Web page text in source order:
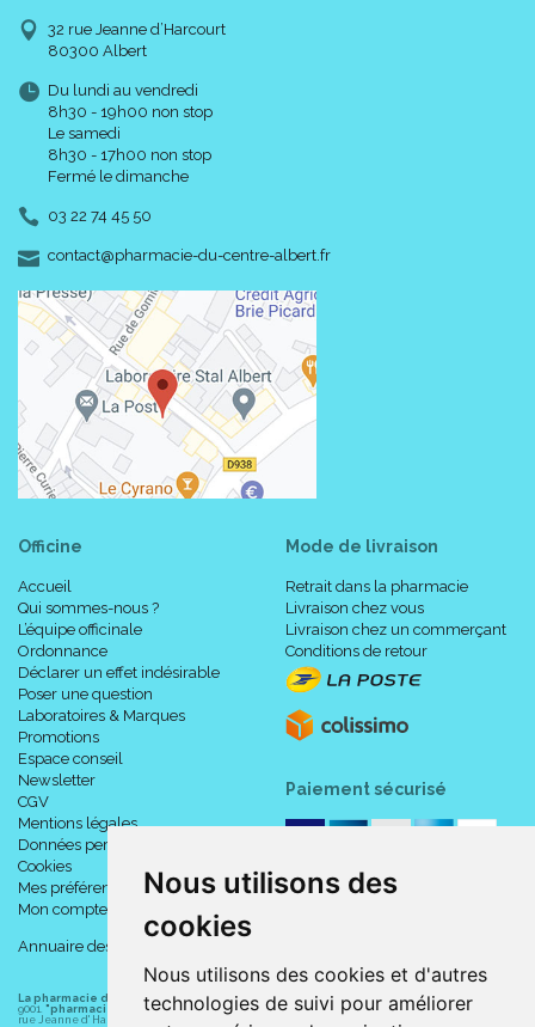
Nous utilisons des
cookies
Nous utilisons des cookies et d'autres
technologies de suivi pour améliorer
32 rue Jeanne d’Harcourt
80300 Albert
Du lundi au vendredi
8h30 - 19h00 non stop
Le samedi
8h30 - 17h00 non stop
Fermé le dimanche
03 22 74 45 50
contact-
@-
pharmacie-du-centre-albert.fr
Officine
Accueil
Qui sommes-nous ?
L’équipe officinale
Ordonnance
Déclarer un effet indésirable
Poser une question
Laboratoires & Marques
Promotions
Espace conseil
Newsletter
CGV
Mentions légales
Données personnelles
Cookies
Mes préférences Cookies
Mon compte
Annuaire des pharmacies
Mode de livraison
Retrait dans la pharmacie
Livraison chez vous
Livraison chez un commerçant
Conditions de retour
Paiement sécurisé
La pharmacie du centre à Albert (80300) est une pharmacie française certifiée ISO
9001. "pharmacie-du-centre-albert.fr "est le site internet de la pharmacie du centre
rue Jeanne d' Harcourt, 80300 Albert.